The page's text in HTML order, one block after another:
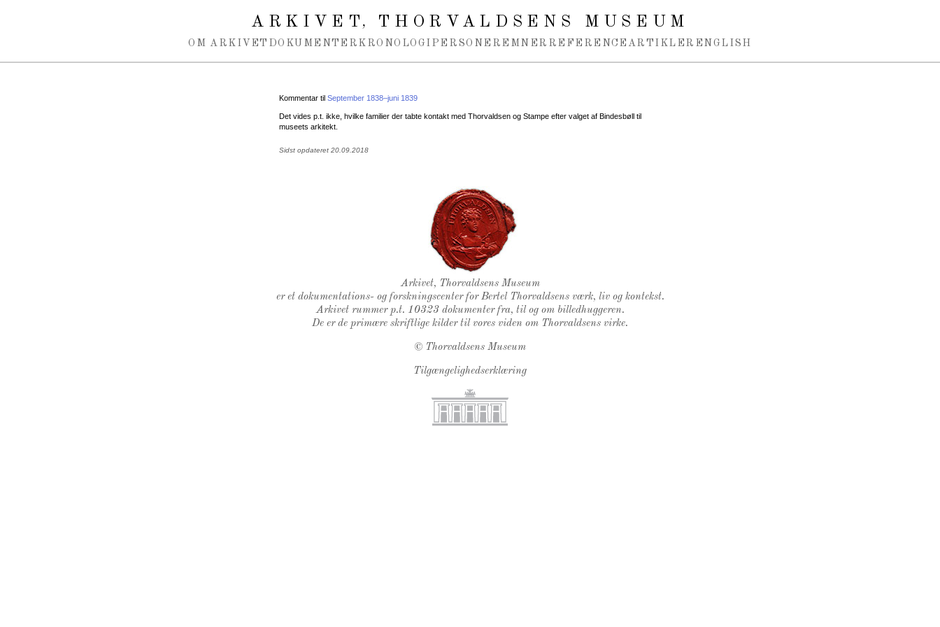
ARKIVET, THORVALDSENS MUSEUM
OM ARKIVET DOKUMENTER KRONOLOGI PERSONER EMNER REFERENCEARTIKLER ENGLISH
Kommentar til September 1838–juni 1839
Det vides p.t. ikke, hvilke familier der tabte kontakt med Thorvaldsen og Stampe efter valget af Bindesbøll til
museets arkitekt.
Sidst opdateret 20.09.2018
Thorvaldsens Segl
Arkivet, Thorvaldsens Museum
er et dokumentations- og forskningscenter for Bertel Thorvaldsens værk, liv og kontekst.
Arkivet rummer p.t. 10323 dokumenter fra, til og om billedhuggeren.
De er de primære skriftlige kilder til vores viden om Thorvaldsens virke.
© Thorvaldsens Museum
Tilgængelighedserklæring